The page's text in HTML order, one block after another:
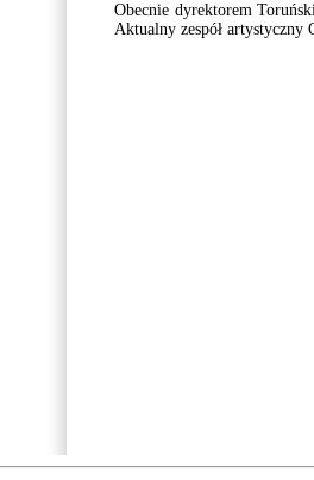
Obecnie dyrektorem
Aktualny zespół